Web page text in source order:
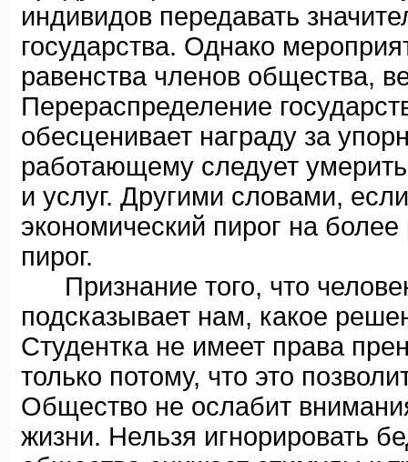
индивидов передавать
государства. Однако
равенства членов общества,
Перераспределение
обесценивает награду за
работающему следует умерить
и услуг. Другими словами,
экономический пирог на
пирог.
Признание того, что
подсказывает нам, какое
Студентка не имеет права
только потому, что это
Общество не ослабит
жизни. Нельзя игнорировать